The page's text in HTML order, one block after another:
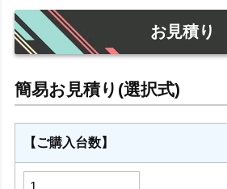
お見積り
【ご購入台数】